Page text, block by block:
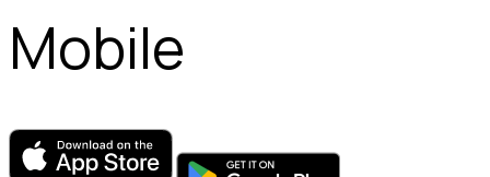
Mobile